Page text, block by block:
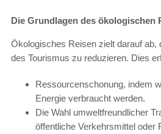
Die Grundlagen des ökologischen
Ökologisches Reisen zielt darauf ab,
des Tourismus zu reduzieren. Dies
Ressourcenschonung, indem
Energie verbraucht werden.
Die Wahl umweltfreundlicher
öffentliche Verkehrsmittel oder